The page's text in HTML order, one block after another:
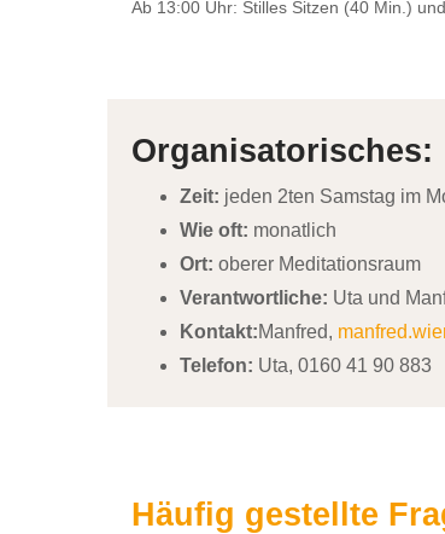
Ab 13:00 Uhr: Stilles Sitzen (40 Min.)
Organisatorisches:
Zeit: jeden 2ten Samstag im
Wie oft: monatlich
Ort: oberer Meditationsraum
Verantwortliche: Uta und
Kontakt:Manfred,
Telefon: Uta, 0160 41 90 883
Häufig gestellte